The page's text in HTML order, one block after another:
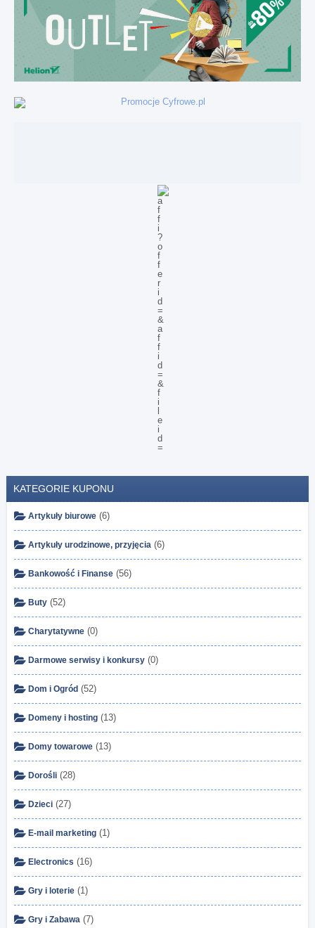
KATEGORIE KUPONU
Artykuły biurowe (6)
Artykuły urodzinowe, przyjęcia (6)
Bankowość i Finanse (56)
Buty (52)
Charytatywne (0)
Darmowe serwisy i konkursy (0)
Dom i Ogród (52)
Domeny i hosting (13)
Domy towarowe (13)
Dorośli (28)
Dzieci (27)
E-mail marketing (1)
Electronics (16)
Gry i loterie (1)
Gry i Zabawa (7)